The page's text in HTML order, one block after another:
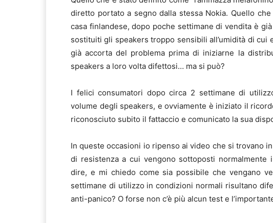
diretto portato a segno dalla stessa Nokia. Quello
casa finlandese, dopo poche settimane di vendita è
sostituiti gli speakers troppo sensibili all’umidità di cui
già accorta del problema prima di iniziarne la
speakers a loro volta difettosi… ma si può?
I felici consumatori dopo circa 2 settimane di
volume degli speakers, e ovviamente è iniziato il
riconosciuto subito il fattaccio e comunicato la sua
In queste occasioni io ripenso ai video che si trovano
di resistenza a cui vengono sottoposti
dire, e mi chiedo come sia possibile che vengano
settimane di utilizzo in condizioni normali risultano
anti-panico? O forse non c’è più alcun test e